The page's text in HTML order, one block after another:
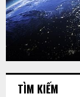
TÌM KIẾM